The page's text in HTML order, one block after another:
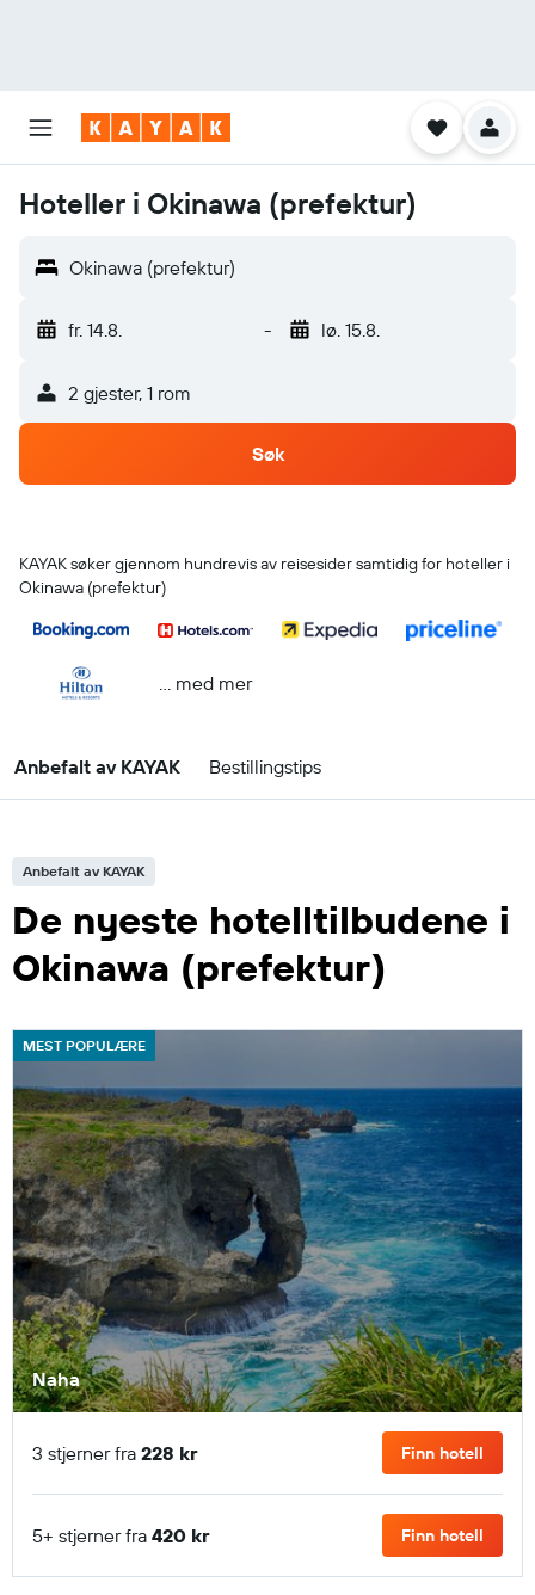
Hoteller i Okinawa (prefektur)
Okinawa (prefektur)
fr. 14.8. - lø. 15.8.
2 gjester, 1 rom
Søk
KAYAK søker gjennom hundrevis av reisesider samtidig for hoteller i
Okinawa (prefektur)
… med mer
Anbefalt av KAYAK Bestillingstips
Anbefalt av KAYAK
De nyeste hotelltilbudene i
Okinawa (prefektur)
MEST POPULÆRE
Naha
3 stjerner fra 228 kr Finn hotell
5+ stjerner fra 420 kr Finn hotell